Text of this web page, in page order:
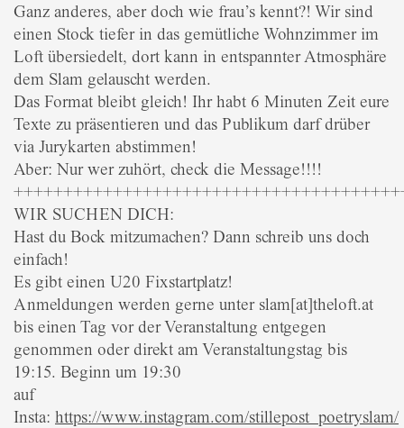
Ganz anderes, aber doch wie frau’s kennt?! Wir sind
einen Stock tiefer in das gemütliche Wohnzimmer im
Loft übersiedelt, dort kann in entspannter Atmosphäre
dem Slam gelauscht werden.
Das Format bleibt gleich! Ihr habt 6 Minuten Zeit eure
Texte zu präsentieren und das Publikum darf drüber
via Jurykarten abstimmen!
Aber: Nur wer zuhört, check die Message!!!!
WIR SUCHEN DICH:
Hast du Bock mitzumachen? Dann schreib uns doch
einfach!
Es gibt einen U20 Fixstartplatz!
Anmeldungen werden gerne unter slam[at]theloft.at
bis einen Tag vor der Veranstaltung entgegen
genommen oder direkt am Veranstaltungstag bis
19:15. Beginn um 19:30
auf
Insta: https://www.instagram.com/stillepost_poetryslam/